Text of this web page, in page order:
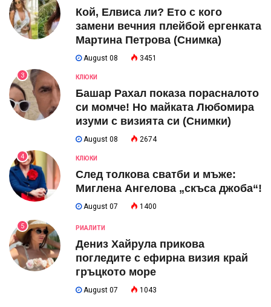
Кой, Елвиса ли? Ето с кого
замени вечния плейбой ергенката
Мартина Петрова (Снимка)
August 08 3451
3 КЛЮКИ
Башар Рахал показа порасналото
си момче! Но майката Любомира
изуми с визията си (Снимки)
August 08 2674
4 КЛЮКИ
След толкова сватби и мъже:
Миглена Ангелова „скъса джоба“!
August 07 1400
5 РИАЛИТИ
Дениз Хайрула прикова
погледите с ефирна визия край
гръцкото море
August 07 1043